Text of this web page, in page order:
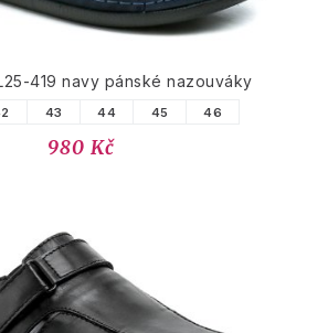
419 navy pánské nazouváky
43 44 45 46
980 Kč